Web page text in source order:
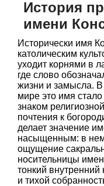
История
имени
Исторически имя
католическим
уходит корнями в
где слово
жизни и замысла.
мире это имя
знаком
почтения к
делает значение
насыщенным: в
ощущение
носительницы
тонкий внутренний
и тихой